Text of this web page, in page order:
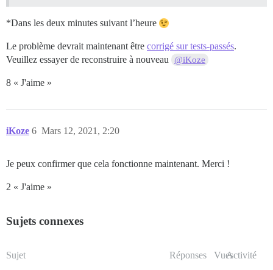
  - volume:
      guest: /shared
  - volume:
host: /var/discourse/shared/standalone/log/
      guest: /var/log
  - volume:
hooks:
    - exec:
- git clone https://github.com/discourse/
#- git clone https://github.com/discourse/
#- git clone https://github.com/discourse/
#- git clone https://github.com/cpradio/
*Dans les deux minutes suivant l’heure
Le problème devrait maintenant être corrigé sur tests-passés.
Veuillez essayer de reconstruire à nouveau
@iKoze
8 « J'aime »
iKoze Mars 12, 2021, 2:20
6
Je peux confirmer que cela fonctionne maintenant. Merci !
2 « J'aime »
Sujets connexes
Sujet Réponses VuesActivité